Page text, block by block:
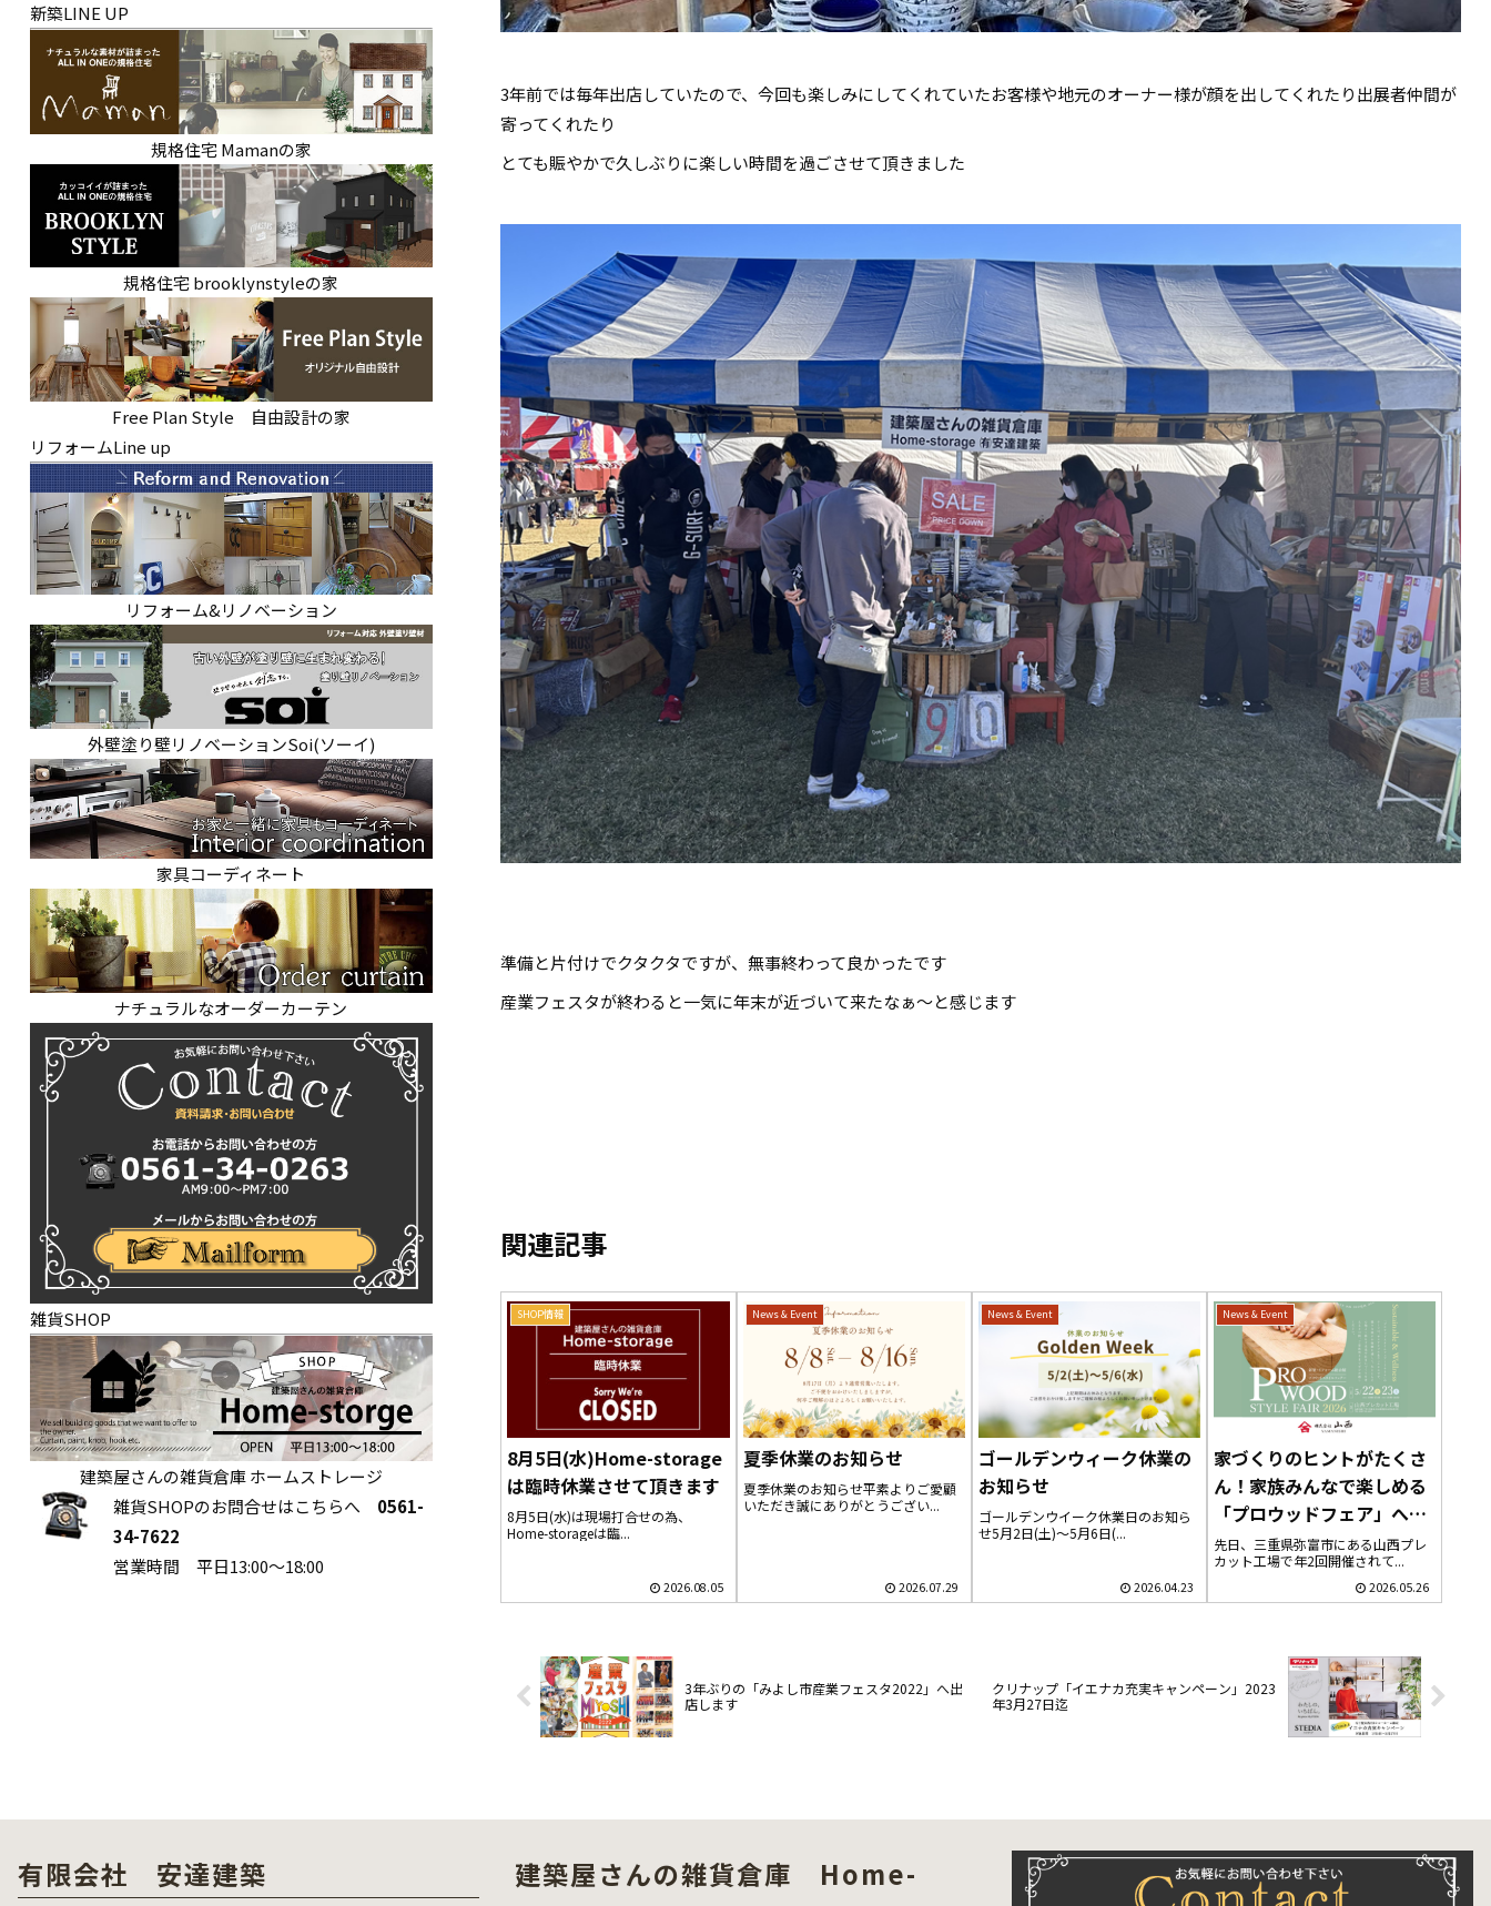
3年前では毎年出店していたので、今回も楽しみにしてくれていたお客様や地元のオーナー様が顔を出してくれたり出展者仲間が
寄ってくれたり
とても賑やかで久しぶりに楽しい時間を過ごさせて頂きました
準備と片付けでクタクタですが、無事終わって良かったです
産業フェスタが終わると一気に年末が近づいて来たなぁ～と感じます
関連記事
SHOP情報
8月5日(水)Home-storage
は臨時休業させて頂きます
8月5日(水)は現場打合せの為、
Home-storageは臨...
2026.08.05
News & Event
夏季休業のお知らせ
夏季休業のお知らせ平素よりご愛顧
いただき誠にありがとうござい...
2026.07.29
News & Event
ゴールデンウィーク休業の
お知らせ
ゴールデンウイーク休業日のお知ら
せ5月2日(土)～5月6日(...
2026.04.23
News & Event
家づくりのヒントがたくさ
ん！家族みんなで楽しめる
「プロウッドフェア」へ行
ってきました
先日、三重県弥富市にある山西プレ
カット工場で年2回開催されて...
2026.05.26
3年ぶりの「みよし市産業フェスタ2022」へ出
店します
クリナップ「イエナカ充実キャンペーン」2023
年3月27日迄
新築LINE UP
規格住宅 Mamanの家
規格住宅 brooklynstyleの家
Free Plan Style 自由設計の家
リフォームLine up
リフォーム&リノベーション
外壁塗り壁リノベーションSoi(ソーイ)
家具コーディネート
ナチュラルなオーダーカーテン
雑貨SHOP
建築屋さんの雑貨倉庫 ホームストレージ
雑貨SHOPのお問合せはこちらへ 0561-
34-7622
営業時間 平日13:00～18:00
有限会社 安達建築
建築屋さんの雑貨倉庫 Home-